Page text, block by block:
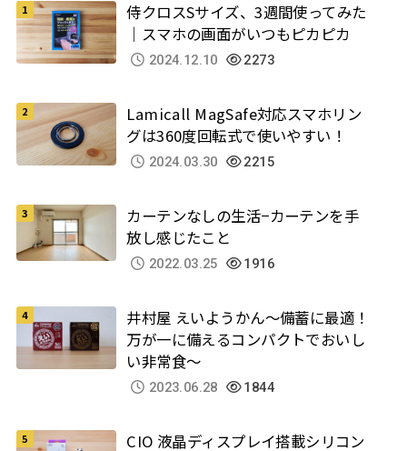
侍クロスSサイズ、3週間使ってみた
｜スマホの画面がいつもピカピカ
2024.12.10 2273
Lamicall MagSafe対応スマホリン
グは360度回転式で使いやすい！
2024.03.30 2215
カーテンなしの生活−カーテンを手
放し感じたこと
2022.03.25 1916
井村屋 えいようかん～備蓄に最適！
万が一に備えるコンパクトでおいし
い非常食～
2023.06.28 1844
CIO 液晶ディスプレイ搭載シリコン